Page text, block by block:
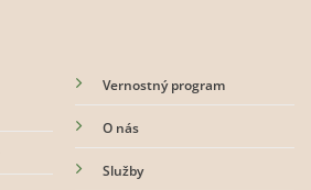
Vernostný program
O nás
Služby